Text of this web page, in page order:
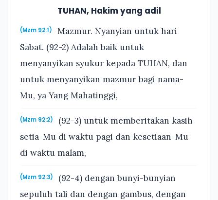
TUHAN, Hakim yang adil
(Mzm 92:1)
Mazmur. Nyanyian untuk hari
Sabat. (92-2) Adalah baik untuk
menyanyikan syukur kepada TUHAN, dan
untuk menyanyikan mazmur bagi nama-
Mu, ya Yang Mahatinggi,
(Mzm 92:2)
(92-3) untuk memberitakan kasih
setia-Mu di waktu pagi dan kesetiaan-Mu
di waktu malam,
(Mzm 92:3)
(92-4) dengan bunyi-bunyian
sepuluh tali dan dengan gambus, dengan